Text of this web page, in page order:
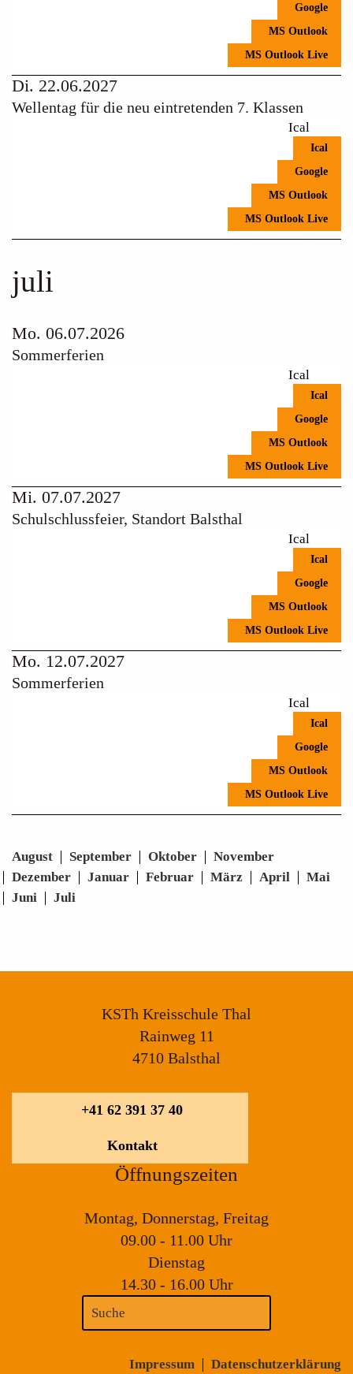
Google
MS Outlook
MS Outlook Live
Di. 22.06.2027
Wellentag für die neu eintretenden 7. Klassen
Ical
Ical
Google
MS Outlook
MS Outlook Live
juli
Mo. 06.07.2026
Sommerferien
Ical
Ical
Google
MS Outlook
MS Outlook Live
Mi. 07.07.2027
Schulschlussfeier, Standort Balsthal
Ical
Ical
Google
MS Outlook
MS Outlook Live
Mo. 12.07.2027
Sommerferien
Ical
Ical
Google
MS Outlook
MS Outlook Live
August September Oktober
November
Dezember
Januar Februar März April
Mai
Juni
Juli
KSTh Kreisschule Thal
Rainweg 11
4710 Balsthal
+41 62 391 37 40
Kontakt
Öffnungszeiten
Montag, Donnerstag, Freitag
09.00 - 11.00 Uhr
Dienstag
14.30 - 16.00 Uhr
Impressum Datenschutzerklärung